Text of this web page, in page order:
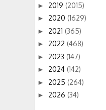
► 2019 (2015)
► 2020 (1629)
► 2021 (365)
► 2022 (468)
► 2023 (147)
► 2024 (142)
► 2025 (264)
► 2026 (34)